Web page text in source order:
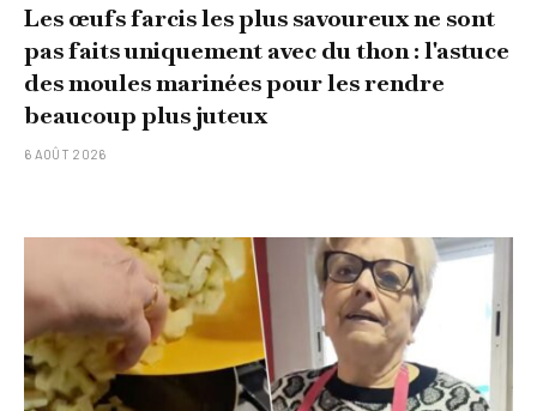
Les œufs farcis les plus savoureux ne sont
pas faits uniquement avec du thon : l'astuce
des moules marinées pour les rendre
beaucoup plus juteux
6 AOÛT 2026